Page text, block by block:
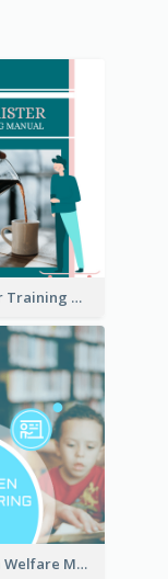
Barrister Training Manual
Children Welfare Mentor Training Manual